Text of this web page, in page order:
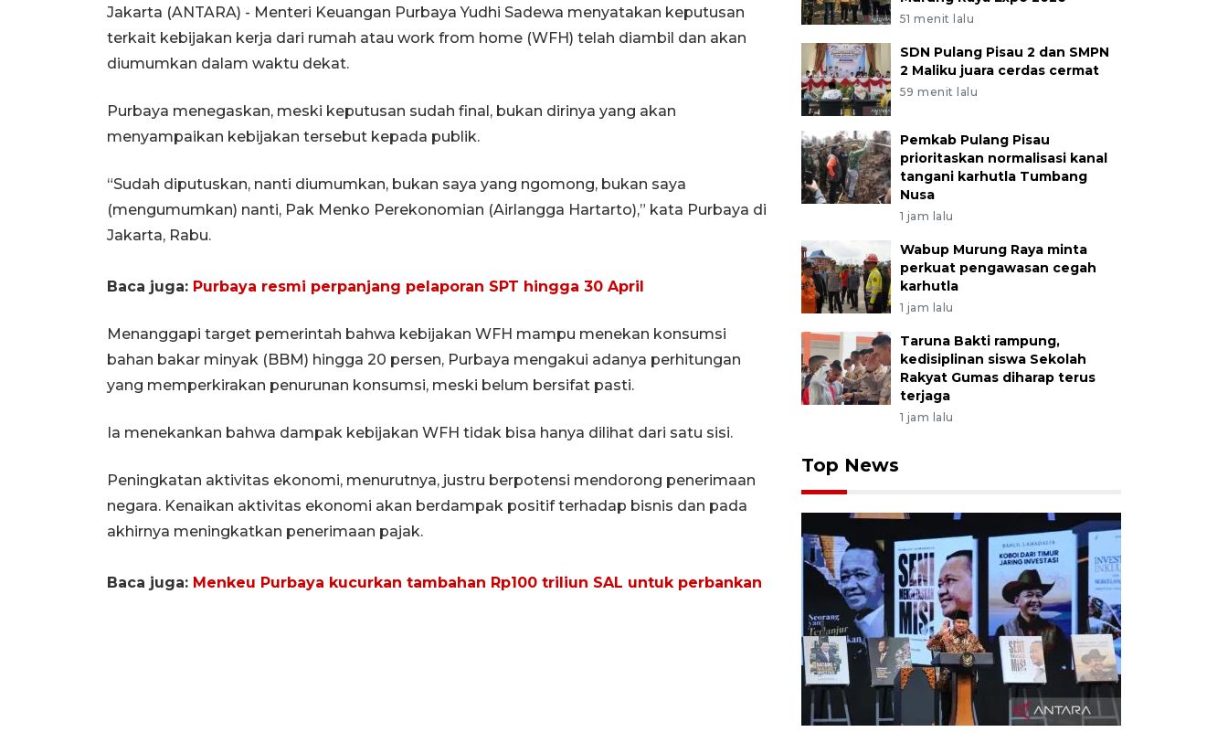
Jakarta (ANTARA) - Menteri Keuangan Purbaya Yudhi Sadewa menyatakan keputusan
terkait kebijakan kerja dari rumah atau work from home (WFH) telah diambil dan akan
diumumkan dalam waktu dekat.
Purbaya menegaskan, meski keputusan sudah final, bukan dirinya yang akan
menyampaikan kebijakan tersebut kepada publik.
“Sudah diputuskan, nanti diumumkan, bukan saya yang ngomong, bukan saya
(mengumumkan) nanti, Pak Menko Perekonomian (Airlangga Hartarto),” kata Purbaya di
Jakarta, Rabu.
Baca juga: Purbaya resmi perpanjang pelaporan SPT hingga 30 April
Menanggapi target pemerintah bahwa kebijakan WFH mampu menekan konsumsi
bahan bakar minyak (BBM) hingga 20 persen, Purbaya mengakui adanya perhitungan
yang memperkirakan penurunan konsumsi, meski belum bersifat pasti.
Ia menekankan bahwa dampak kebijakan WFH tidak bisa hanya dilihat dari satu sisi.
Peningkatan aktivitas ekonomi, menurutnya, justru berpotensi mendorong penerimaan
negara. Kenaikan aktivitas ekonomi akan berdampak positif terhadap bisnis dan pada
akhirnya meningkatkan penerimaan pajak.
Baca juga: Menkeu Purbaya kucurkan tambahan Rp100 triliun SAL untuk perbankan
51 menit lalu
SDN Pulang Pisau 2 dan SMPN
2 Maliku juara cerdas cermat
59 menit lalu
Pemkab Pulang Pisau
prioritaskan normalisasi kanal
tangani karhutla Tumbang
Nusa
1 jam lalu
Wabup Murung Raya minta
perkuat pengawasan cegah
karhutla
1 jam lalu
Taruna Bakti rampung,
kedisiplinan siswa Sekolah
Rakyat Gumas diharap terus
terjaga
1 jam lalu
Top News